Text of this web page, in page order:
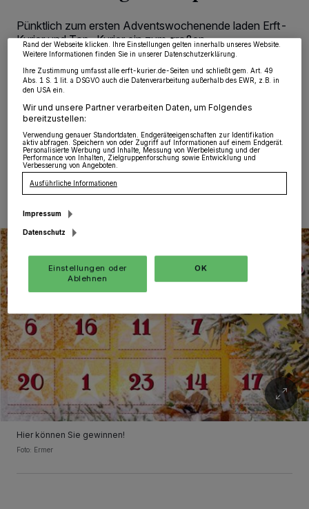
Pünktlich zum ersten Adventswochenende laden Erft-
Kurier und Top-Kurier ein zum großen
Weihnachtsgewinnspiel-Marathon. Hinter den Türchen
unseres Online-Adventskalender warten tolle Gewinne
auf die Leser! Einfach unter www.erft-kurier.de das
aktuelle Türchen öffnen, die dahinter stehende Frage
richtig beantworten und – mit etwas Glück – gewinnen!
05.12.2019 , 10:22 Uhr
Hier können Sie gewinnen!
Foto: Ermer
wieder aufrufen, um Ihre Einstellungen zu ändern oder Ihre Einwilligung zu
widerrufen, indem Sie auf den Link Einstellungen oder Ablehnen am unteren
Rand der Webseite klicken. Ihre Einstellungen gelten innerhalb unseres Website.
Weitere Informationen finden Sie in unserer Datenschutzerklärung.
Ihre Zustimmung umfasst alle erft-kurier.de-Seiten und schließt gem. Art. 49
Abs. 1 S. 1 lit. a DSGVO auch die Datenverarbeitung außerhalb des EWR, z.B. in
den USA ein.
Wir und unsere Partner verarbeiten Daten, um Folgendes
bereitzustellen:
Verwendung genauer Standortdaten. Endgeräteeigenschaften zur Identifikation
aktiv abfragen. Speichern von oder Zugriff auf Informationen auf einem Endgerät.
Personalisierte Werbung und Inhalte, Messung von Werbeleistung und der
Performance von Inhalten, Zielgruppenforschung sowie Entwicklung und
Verbesserung von Angeboten.
Ausführliche Informationen
Impressum
Datenschutz
Einstellungen oder
Ablehnen
OK